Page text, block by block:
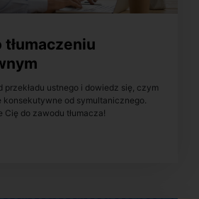
przekładu ustnego i dowiedz się, czym
konsekutywne od symultanicznego.
do zawodu tłumacza!